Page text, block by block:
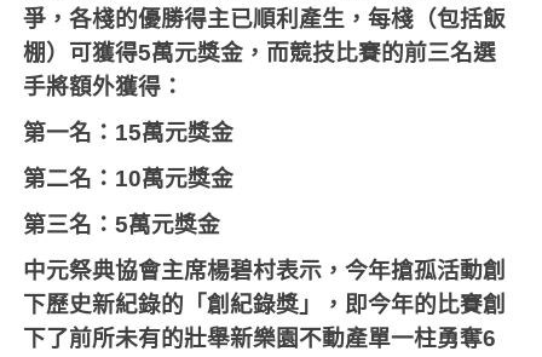
爭，各棧的優勝得主已順利產生，每棧（包括飯
棚）可獲得5萬元獎金，而競技比賽的前三名選
手將額外獲得：
第一名： 15萬元獎金
第二名： 10萬元獎金
第三名：5萬元獎金
中元祭典協會主席楊碧村表示，今年搶孤活動創
下歷史新紀錄的「創紀錄獎」，即今年的比賽創
下了前所未有的壯舉新樂園不動產單一柱勇奪6